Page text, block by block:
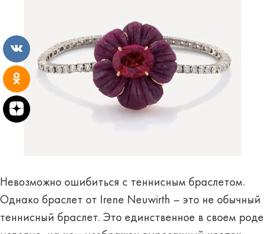
Невозможно ошибиться с теннисным браслетом.
Однако браслет от Irene Neuwirth – это не обычный
теннисный браслет. Это единственное в своем роде